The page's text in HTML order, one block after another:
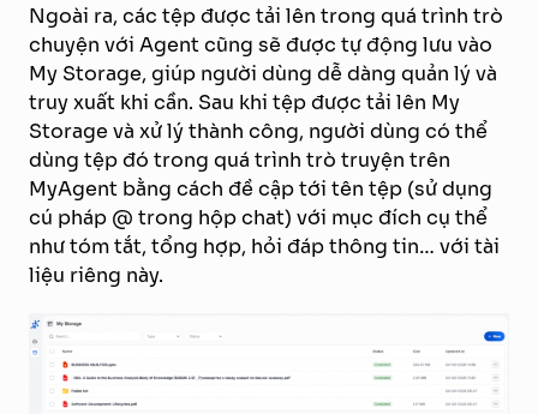
Ngoài ra, các tệp được tải lên trong quá trình trò
chuyện với Agent cũng sẽ được tự động lưu vào
My Storage, giúp người dùng dễ dàng quản lý và
truy xuất khi cần. Sau khi tệp được tải lên My
Storage và xử lý thành công, người dùng có thể
dùng tệp đó trong quá trình trò truyện trên
MyAgent bằng cách đề cập tới tên tệp (sử dụng
cú pháp @ trong hộp chat) với mục đích cụ thể
như tóm tắt, tổng hợp, hỏi đáp thông tin… với tài
liệu riêng này.